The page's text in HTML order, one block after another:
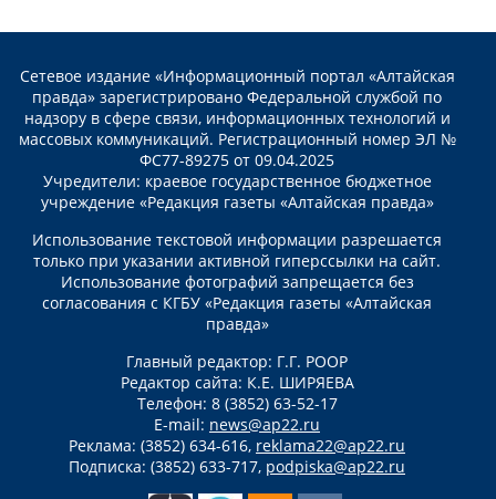
Сетевое издание «Информационный портал «Алтайская
правда» зарегистрировано Федеральной службой по
надзору в сфере связи, информационных технологий и
массовых коммуникаций. Регистрационный номер ЭЛ №
ФС77-89275 от 09.04.2025
Учредители: краевое государственное бюджетное
учреждение «Редакция газеты «Алтайская правда»
Использование текстовой информации разрешается
только при указании активной гиперссылки на сайт.
Использование фотографий запрещается без
согласования с КГБУ «Редакция газеты «Алтайская
правда»
Главный редактор: Г.Г. РООР
Редактор сайта: К.Е. ШИРЯЕВА
Телефон: 8 (3852) 63-52-17
E-mail: news@ap22.ru
Реклама: (3852) 634-616, reklama22@ap22.ru
Подписка: (3852) 633-717, podpiska@ap22.ru